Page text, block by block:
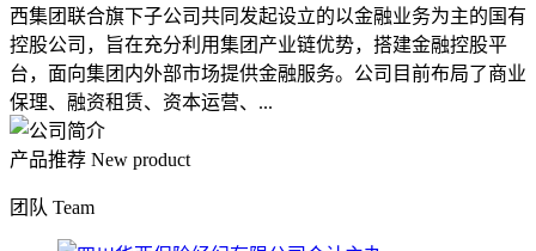
西集团联合旗下子公司共同发起设立的以金融业务为主的国有
控股公司，旨在充分利用集团产业链优势，搭建金融控股平
台，面向集团内外部市场提供金融服务。公司目前布局了商业
保理、融资租赁、资本运营、...
产品推荐 New product
团队 Team